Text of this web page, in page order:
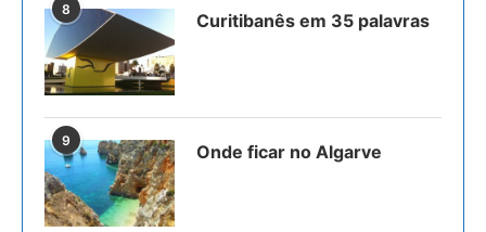
8
Curitibanês em 35 palavras
9
Onde ficar no Algarve